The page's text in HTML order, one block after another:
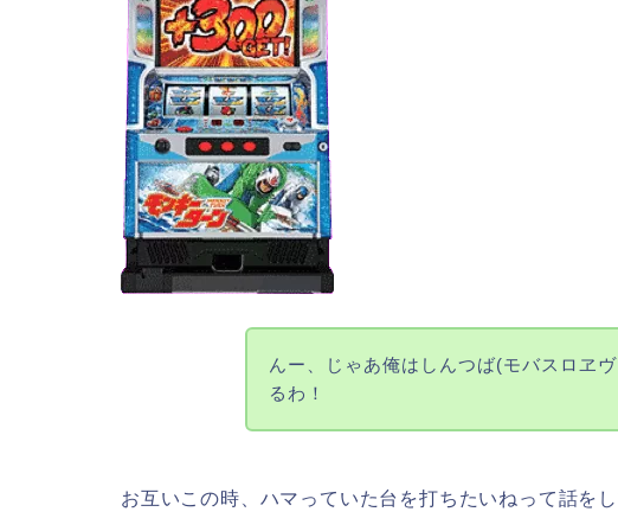
んー、じゃあ俺はしんつば(モバスロヱ
るわ！
お互いこの時、ハマっていた台を打ちたいねって話をし